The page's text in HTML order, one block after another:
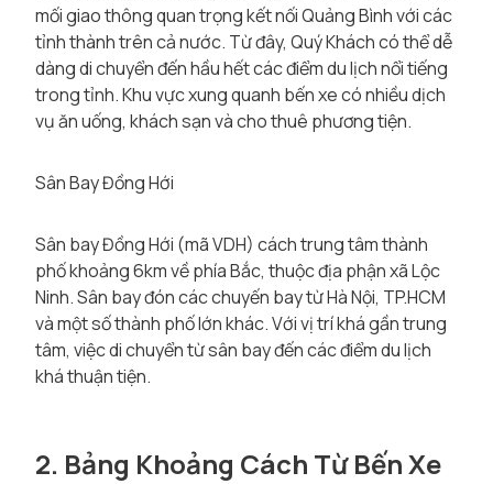
mối giao thông quan trọng kết nối Quảng Bình với các
tỉnh thành trên cả nước. Từ đây, Quý Khách có thể dễ
dàng di chuyển đến hầu hết các điểm du lịch nổi tiếng
trong tỉnh. Khu vực xung quanh bến xe có nhiều dịch
vụ ăn uống, khách sạn và cho thuê phương tiện.
Sân Bay Đồng Hới
Sân bay Đồng Hới (mã VDH) cách trung tâm thành
phố khoảng 6km về phía Bắc, thuộc địa phận xã Lộc
Ninh. Sân bay đón các chuyến bay từ Hà Nội, TP.HCM
và một số thành phố lớn khác. Với vị trí khá gần trung
tâm, việc di chuyển từ sân bay đến các điểm du lịch
khá thuận tiện.
2. Bảng Khoảng Cách Từ Bến Xe